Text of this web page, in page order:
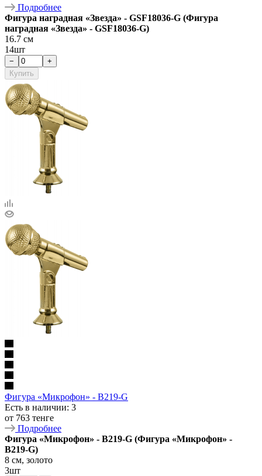
Подробнее
Фигура наградная «Звезда» - GSF18036-G (Фигура
наградная «Звезда» - GSF18036-G)
16.7 см
14шт
−
+
Купить
Фигура «Микрофон» - B219-G
Есть в наличии: 3
от 763 тенге
Подробнее
Фигура «Микрофон» - B219-G (Фигура «Микрофон» -
B219-G)
8 см, золото
3шт